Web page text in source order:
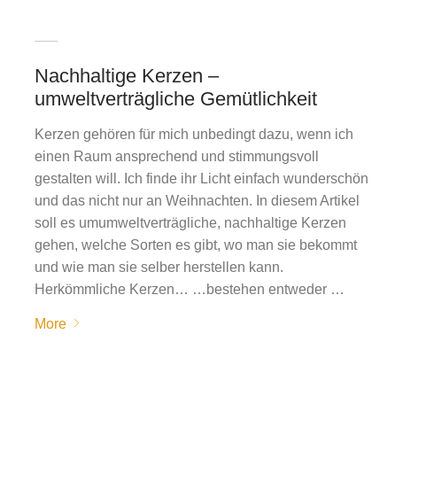
Nachhaltige Kerzen –
umweltverträgliche Gemütlichkeit
Kerzen gehören für mich unbedingt dazu, wenn ich
einen Raum ansprechend und stimmungsvoll
gestalten will. Ich finde ihr Licht einfach wunderschön
und das nicht nur an Weihnachten. In diesem Artikel
soll es umumweltverträgliche, nachhaltige Kerzen
gehen, welche Sorten es gibt, wo man sie bekommt
und wie man sie selber herstellen kann.
Herkömmliche Kerzen… …bestehen entweder …
More